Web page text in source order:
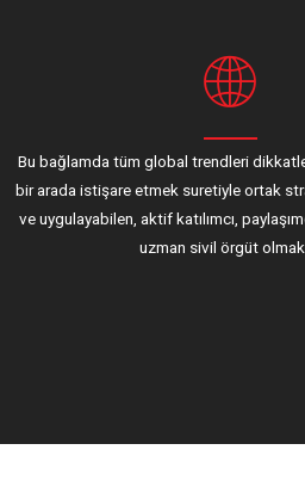
Bu bağlamda tüm global trendleri
bir arada istişare etmek suretiyle ortak
ve uygulayabilen, aktif katılımcı,
uzman sivil örgüt